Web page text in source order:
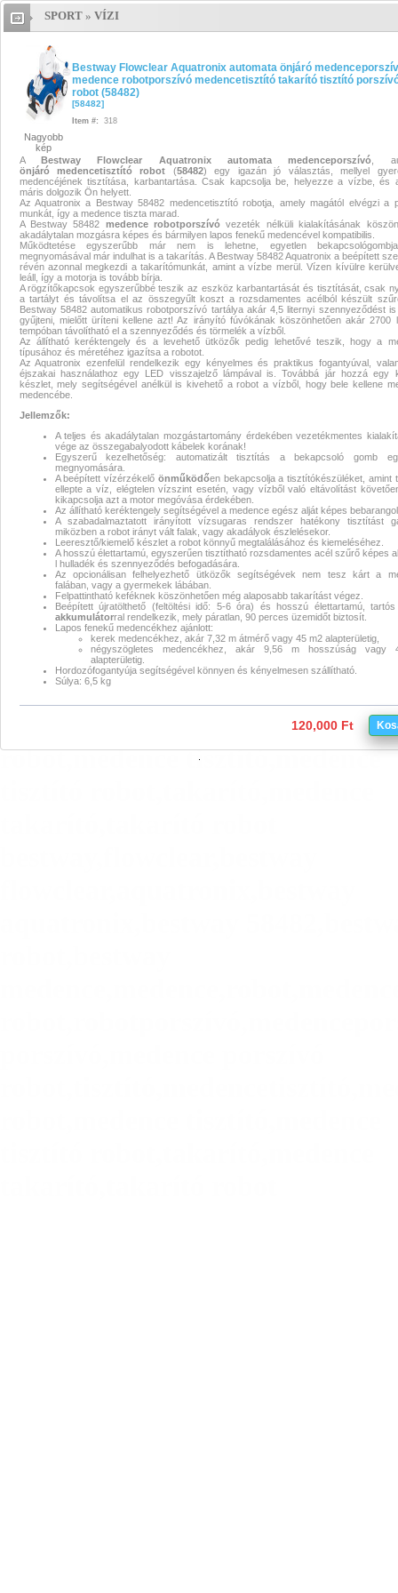
Bestway Flowclear Aquatronix
automata önjáró
medence robotporszívó
medencetisztító takarító tisztító
porszívó robot (58482) Bestway
Flowclear Aquatronix automata
önjáró medenceporszívó medence
robotporszívó medencetisztító
tisztító porszívó robot (58482)
Flowclear Aquatronix automata
önjáró medenceporszívó
robotporszívó medencetisztító
takarító tisztító porszívó robot
(58482)
bestway,flowclear,bestway
flowclear,aquatronix,bestway
aquatronix,bestway 58482,
robot,bestway
medence,medence,robot,
robot,robotporszívó,
porszívó,medence porszívó
medencetisztító,
robot,medence tisztító,medence
SPORT » VÍZI
Nagyobb
kép
Bestway Flowclear Aquatronix automata önjáró
medence robotporszívó medencetisztító takarító tisztító
robot (58482)
[58482]
Item #: 318
A Bestway Flowclear Aquatronix automata medenceporszívó ,
önjáró
medencetisztító robot (58482) egy igazán jó választás, mellyel
medencéjének tisztítása, karbantartása. Csak kapcsolja be, helyezze a vízbe, és
máris dolgozik Ön helyett.
Az Aquatronix a Bestway 58482 medencetisztító robotja, amely magától elvégzi a
munkát, így a medence tiszta marad.
A Bestway 58482 medence robotporszívó vezeték nélküli kialakításának
akadálytalan mozgásra képes és bármilyen lapos fenekű medencével kompatibilis.
Működtetése egyszerűbb már nem is lehetne, egyetlen
megnyomásával már indulhat is a takarítás. A Bestway 58482 Aquatronix a beépített
révén azonnal megkezdi a takarítómunkát, amint a vízbe merül. Vízen kívülre
leáll, így a motorja is tovább bírja.
A rögzítőkapcsok egyszerűbbé teszik az eszköz karbantartását és tisztítását, csak
a tartályt és távolítsa el az összegyűlt koszt a rozsdamentes acélból készült
Bestway 58482 automatikus robotporszívó tartálya akár 4,5 liternyi szennyeződést
gyűjteni, mielőtt üríteni kellene azt! Az irányító fúvókának köszönhetően akár 2700
tempóban távolítható el a szennyeződés és törmelék a vízből.
Az állítható keréktengely és a levehető ütközők pedig lehetővé teszik, hogy a
típusához és méretéhez igazítsa a robotot.
Az Aquatronix ezenfelül rendelkezik egy kényelmes és praktikus fogantyúval,
éjszakai használathoz egy LED visszajelző lámpával is. Továbbá jár hozzá egy
készlet, mely segítségével anélkül is kivehető a robot a vízből, hogy bele kellene
medencébe.
Jellemzők:
A teljes és akadálytalan mozgástartomány érdekében vezetékmentes
vége az összegabalyodott kábelek korának!
Egyszerű kezelhetőség: automatizált tisztítás a bekapcsoló gomb
megnyomására.
A beépített vízérzékelő önműködően bekapcsolja a tisztítókészüléket, amint
ellepte a víz, elégtelen vízszint esetén, vagy vízből való eltávolítást
kikapcsolja azt a motor megóvása érdekében.
Az állítható keréktengely segítségével a medence egész alját képes
A szabadalmaztatott irányított vízsugaras rendszer hatékony tisztítást
miközben a robot irányt vált falak, vagy akadályok észlelésekor.
Leeresztő/kiemelő készlet a robot könnyű megtalálásához és kiemeléséhez.
A hosszú élettartamú, egyszerűen tisztítható rozsdamentes acél szűrő képes
l hulladék és szennyeződés befogadására.
Az opcionálisan felhelyezhető ütközők segítségévek nem tesz kárt a
falában, vagy a gyermekek lábában.
Felpattintható keféknek köszönhetően még alaposabb takarítást végez.
Beépített újratölthető (feltöltési idő: 5-6 óra) és hosszú élettartamú,
akkumulátorral rendelkezik, mely páratlan, 90 perces üzemidőt biztosít.
Lapos fenekű medencékhez ajánlott:
kerek medencékhez, akár 7,32 m átmérő vagy 45 m2 alapterületig,
négyszögletes medencékhez, akár 9,56 m hosszúság vagy
alapterületig.
Hordozófogantyúja segítségével könnyen és kényelmesen szállítható.
Súlya: 6,5 kg
120,000 Ft